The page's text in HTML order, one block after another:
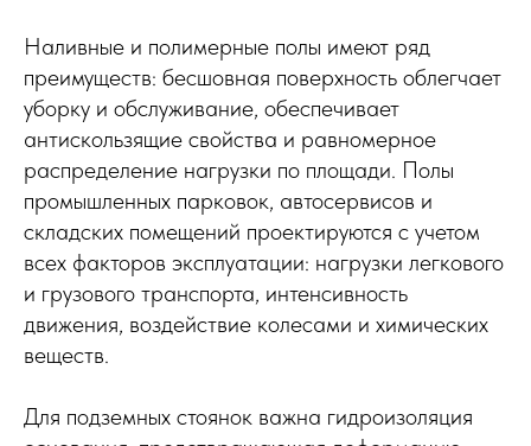
Наливные и полимерные полы имеют ряд
преимуществ: бесшовная поверхность облегчает
уборку и обслуживание, обеспечивает
антискользящие свойства и равномерное
распределение нагрузки по площади. Полы
промышленных парковок, автосервисов и
складских помещений проектируются с учетом
всех факторов эксплуатации: нагрузки легкового
и грузового транспорта, интенсивность
движения, воздействие колесами и химических
веществ.
Для подземных стоянок важна гидроизоляция